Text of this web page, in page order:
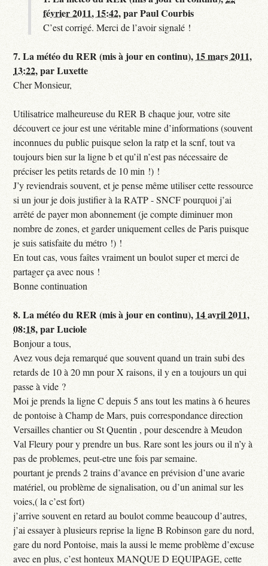
février 2011, 15:42,parPaul Courbis
C’est corrigé. Merci de l’avoir signalé !
7.La météo du RER (mis à jour en continu), 15 mars 2011,
13:22,parLuxette
Cher Monsieur,
Utilisatrice malheureuse du RER B chaque jour, votre site
découvert ce jour est une véritable mine d’informations (souvent
inconnues du public puisque selon la ratp et la scnf, tout va
toujours bien sur la ligne b et qu’il n’est pas nécessaire de
préciser les petits retards de 10 min !) !
J’y reviendrais souvent, et je pense même utiliser cette ressource
si un jour je dois justifier à la RATP - SNCF pourquoi j’ai
arrêté de payer mon abonnement (je compte diminuer mon
nombre de zones, et garder uniquement celles de Paris puisque
je suis satisfaite du métro !) !
En tout cas, vous faîtes vraiment un boulot super et merci de
partager ça avec nous !
Bonne continuation
8.La météo du RER (mis à jour en continu), 14 avril 2011,
08:18,parLuciole
Bonjour a tous,
Avez vous deja remarqué que souvent quand un train subi des
retards de 10 à 20 mn pour X raisons, il y en a toujours un qui
passe à vide ?
Moi je prends la ligne C depuis 5 ans tout les matins à 6 heures
de pontoise à Champ de Mars, puis correspondance direction
Versailles chantier ou St Quentin , pour descendre à Meudon
Val Fleury pour y prendre un bus. Rare sont les jours ou il n’y à
pas de problemes, peut-etre une fois par semaine.
pourtant je prends 2 trains d’avance en prévision d’une avarie
matériel, ou problème de signalisation, ou d’un animal sur les
voies,( la c’est fort)
j’arrive souvent en retard au boulot comme beaucoup d’autres,
j’ai essayer à plusieurs reprise la ligne B Robinson gare du nord,
gare du nord Pontoise, mais la aussi le meme problème d’excuse
avec en plus, c’est honteux MANQUE D EQUIPAGE, cette